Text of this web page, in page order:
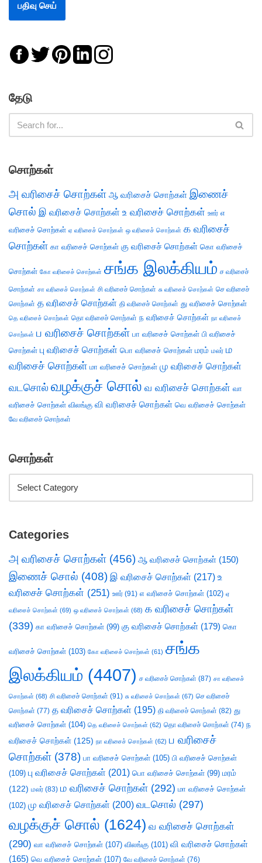
தேடு
சொற்கள்
அ வரிசைச் சொற்கள் ஆ வரிசைச் சொற்கள் இணைச்
சொல் இ வரிசைச் சொற்கள் உ வரிசைச் சொற்கள் ஊர் எ
வரிசைச் சொற்கள் ஏ வரிசைச் சொற்கள் ஒ வரிசைச் சொற்கள் க வரிசைச்
சொற்கள் கா வரிசைச் சொற்கள் கு வரிசைச் சொற்கள் கொ வரிசைச்
சொற்கள் கோ வரிசைச் சொற்கள் சங்க இலக்கியம் ச வரிசைச்
சொற்கள் சா வரிசைச் சொற்கள் சி வரிசைச் சொற்கள் சு வரிசைச் சொற்கள் செ வரிசைச்
சொற்கள் த வரிசைச் சொற்கள் தி வரிசைச் சொற்கள் து வரிசைச் சொற்கள்
தெ வரிசைச் சொற்கள் தொ வரிசைச் சொற்கள் ந வரிசைச் சொற்கள் நா வரிசைச்
சொற்கள் ப வரிசைச் சொற்கள் பா வரிசைச் சொற்கள் பி வரிசைச்
சொற்கள் பு வரிசைச் சொற்கள் பொ வரிசைச் சொற்கள் மரம் மலர் ம
வரிசைச் சொற்கள் மா வரிசைச் சொற்கள் மு வரிசைச் சொற்கள்
வடசொல் வழக்குச் சொல் வ வரிசைச் சொற்கள் வா
வரிசைச் சொற்கள் விலங்கு வி வரிசைச் சொற்கள் வெ வரிசைச் சொற்கள்
வே வரிசைச் சொற்கள்
சொற்கள்
Categories
அ வரிசைச் சொற்கள் (456) ஆ வரிசைச் சொற்கள் (150)
இணைச் சொல் (408) இ வரிசைச் சொற்கள் (217) உ
வரிசைச் சொற்கள் (251) ஊர் (91) எ வரிசைச் சொற்கள் (102) ஏ
வரிசைச் சொற்கள் (69) ஒ வரிசைச் சொற்கள் (68) க வரிசைச் சொற்கள்
(339) கா வரிசைச் சொற்கள் (99) கு வரிசைச் சொற்கள் (179) கொ
வரிசைச் சொற்கள் (103) கோ வரிசைச் சொற்கள் (61) சங்க
இலக்கியம் (4407) ச வரிசைச் சொற்கள் (87) சா வரிசைச்
சொற்கள் (68) சி வரிசைச் சொற்கள் (91) சு வரிசைச் சொற்கள் (67) செ வரிசைச்
சொற்கள் (77) த வரிசைச் சொற்கள் (195) தி வரிசைச் சொற்கள் (82) து
வரிசைச் சொற்கள் (104) தெ வரிசைச் சொற்கள் (62) தொ வரிசைச் சொற்கள் (74) ந
வரிசைச் சொற்கள் (125) நா வரிசைச் சொற்கள் (62) ப வரிசைச்
சொற்கள் (378) பா வரிசைச் சொற்கள் (105) பி வரிசைச் சொற்கள்
(109) பு வரிசைச் சொற்கள் (201) பொ வரிசைச் சொற்கள் (99) மரம்
(122) மலர் (83) ம வரிசைச் சொற்கள் (292) மா வரிசைச் சொற்கள்
(102) மு வரிசைச் சொற்கள் (200) வடசொல் (297)
வழக்குச் சொல் (1624) வ வரிசைச் சொற்கள்
(290) வா வரிசைச் சொற்கள் (107) விலங்கு (101) வி வரிசைச் சொற்கள்
(165) வெ வரிசைச் சொற்கள் (107) வே வரிசைச் சொற்கள் (76)